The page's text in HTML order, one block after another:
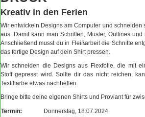
Kreativ in den Ferien
Wir entwickeln Designs am Computer und schneiden
aus. Damit kann man Schriften, Muster, Outlines
Anschließend musst du in Fleißarbeit die Schnitte
das fertige Design auf dein Shirt pressen.
Wir schneiden die Designs aus Flexfolie, die mit
Stoff gepresst wird. Sollte dir das nicht reichen,
Textilfarbe etwas nachhelfen.
Bringe bitte deine eigenen Shirts und Proviant für
Termin:
Donnerstag, 18.07.2024